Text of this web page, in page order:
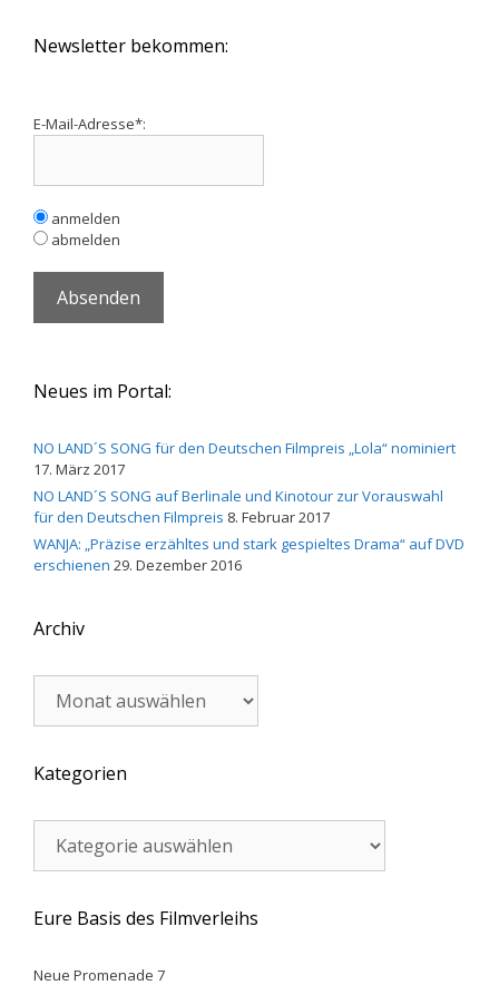
Newsletter bekommen:
E-Mail-Adresse*:
anmelden
abmelden
Neues im Portal:
NO LAND´S SONG für den Deutschen Filmpreis „Lola“ nominiert
17. März 2017
NO LAND´S SONG auf Berlinale und Kinotour zur Vorauswahl
für den Deutschen Filmpreis 8. Februar 2017
WANJA: „Präzise erzähltes und stark gespieltes Drama“ auf DVD
erschienen 29. Dezember 2016
Archiv
Kategorien
Eure Basis des Filmverleihs
Neue Promenade 7